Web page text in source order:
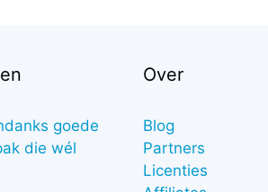
goede
die wél
Over
Blog
Partners
Licenties